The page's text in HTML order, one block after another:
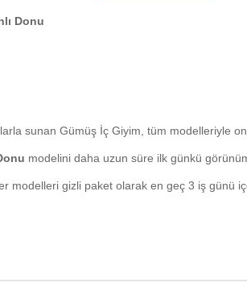
Donu
sunan Gümüş İç Giyim, tüm modelleriyle
modelini daha uzun süre ilk günkü
modelleri gizli paket olarak en geç 3 iş günü